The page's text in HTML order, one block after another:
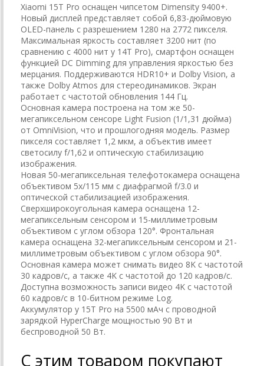
Xiaomi 15T Pro оснащен чипсетом Dimensity 9400+.
Новый дисплей представляет собой 6,83-дюймовую
OLED-панель с разрешением 1280 на 2772 пикселя.
Максимальная яркость составляет 3200 нит (по
сравнению с 4000 нит у 14T Pro), смартфон оснащен
функцией DC Dimming для управления яркостью без
мерцания. Поддерживаются HDR10+ и Dolby Vision, а
также Dolby Atmos для стереодинамиков. Экран
работает с частотой обновления 144 Гц.
Основная камера построена на том же 50-
мегапиксельном сенсоре Light Fusion (1/1,31 дюйма)
от OmniVision, что и прошлогодняя модель. Размер
пикселя составляет 1,2 мкм, а объектив имеет
светосилу f/1,62 и оптическую стабилизацию
изображения.
Новая 50-мегапиксельная телефотокамера оснащена
объективом 5x/115 мм с диафрагмой f/3.0 и
оптической стабилизацией изображения.
Сверхширокоугольная камера оснащена 12-
мегапиксельным сенсором и 15-миллиметровым
объективом с углом обзора 120°. Фронтальная
камера оснащена 32-мегапиксельным сенсором и 21-
миллиметровым объективом с углом обзора 90°.
Основная камера может снимать видео 8K с частотой
30 кадров/с, а также 4K с частотой до 120 кадров/с.
Доступна возможность записи видео 4K с частотой
60 кадров/с в 10-битном режиме Log.
Аккумулятор у 15T Pro на 5500 мАч с проводной
зарядкой HyperCharge мощностью 90 Вт и
беспроводной 50 Вт.
С этим товаром покупают